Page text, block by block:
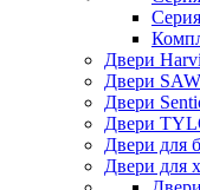
Двери
Двери
Двери
Двери
Двери для
Двери для